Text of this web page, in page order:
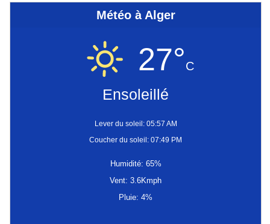
Météo à Alger
27°C
Ensoleillé
Lever du soleil: 05:57 AM
Coucher du soleil: 07:49 PM
Humidité: 65%
Vent: 3.6Kmph
Pluie: 4%